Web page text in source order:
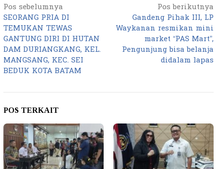
Navigasi
pos
Pos sebelumnya
SEORANG PRIA DI
TEMUKAN TEWAS
GANTUNG DIRI DI HUTAN
DAM DURIANGKANG, KEL.
MANGSANG, KEC. SEI
BEDUK KOTA BATAM
Pos berikutnya
Gandeng Pihak III, LP
Waykanan resmikan mini
market “PAS Mart”,
Pengunjung bisa belanja
didalam lapas
POS TERKAIT